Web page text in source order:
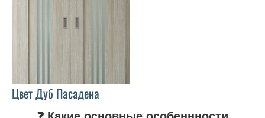
Цвет Дуб Пасадена